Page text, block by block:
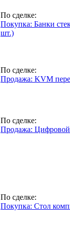
По сделке:
Покупка: Банки
шт.)
По сделке:
Продажа: KVM
По сделке:
Продажа:
По сделке:
Покупка: Стол